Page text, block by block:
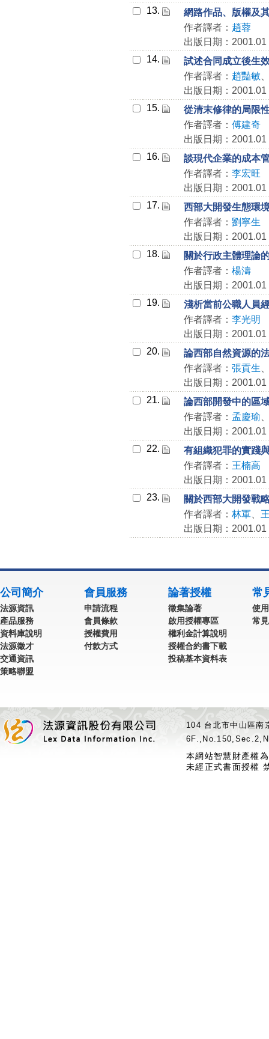
13.
網路作品、版權及
作者譯者： 趙蓉
出版日期：2001.01
14.
試述合同成立後生
作者譯者： 趙豔敏
出版日期：2001.01
15.
從清末修律的局限
作者譯者： 傅建奇
出版日期：2001.01
16.
談現代企業的成本
作者譯者： 李宏旺
出版日期：2001.01
17.
西部大開發生態環
作者譯者： 劉寧生
出版日期：2001.01
18.
關於行政主體理論
作者譯者： 楊濤
出版日期：2001.01
19.
淺析當前公職人員
作者譯者： 李光明
出版日期：2001.01
20.
論西部自然資源的
作者譯者： 張貢生
出版日期：2001.01
21.
論西部開發中的區
作者譯者： 孟慶瑜
出版日期：2001.01
22.
有組織犯罪的實踐
作者譯者： 王楠高
出版日期：2001.01
23.
關於西部大開發戰
作者譯者： 林軍、
出版日期：2001.01
公司簡介
法源資訊
產品服務
資料庫說明
法源徵才
交通資訊
策略聯盟
會員服務
申請流程
會員條款
授權費用
付款方式
論著授權
徵集論著
啟用授權專區
權利金計算說明
授權合約書下載
投稿基本資料表
常
使
常
104 台北市中山區
本網站智慧財產權
未經正式書面授權